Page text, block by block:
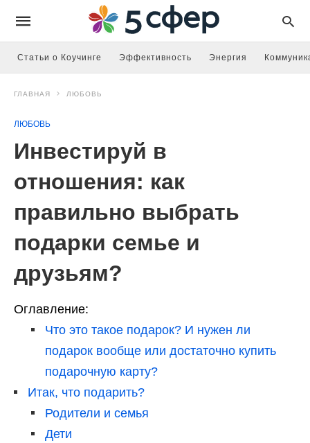
Статьи о Коучинге Эффективность Энергия
ГЛАВНАЯ ЛЮБОВЬ
ЛЮБОВЬ
Инвестируй в
отношения: как
правильно выбрать
подарки семье и
друзьям?
Оглавление:
Что это такое подарок? И нужен ли
подарок вообще или достаточно купить
подарочную карту?
Итак, что подарить?
Родители и семья
Дети